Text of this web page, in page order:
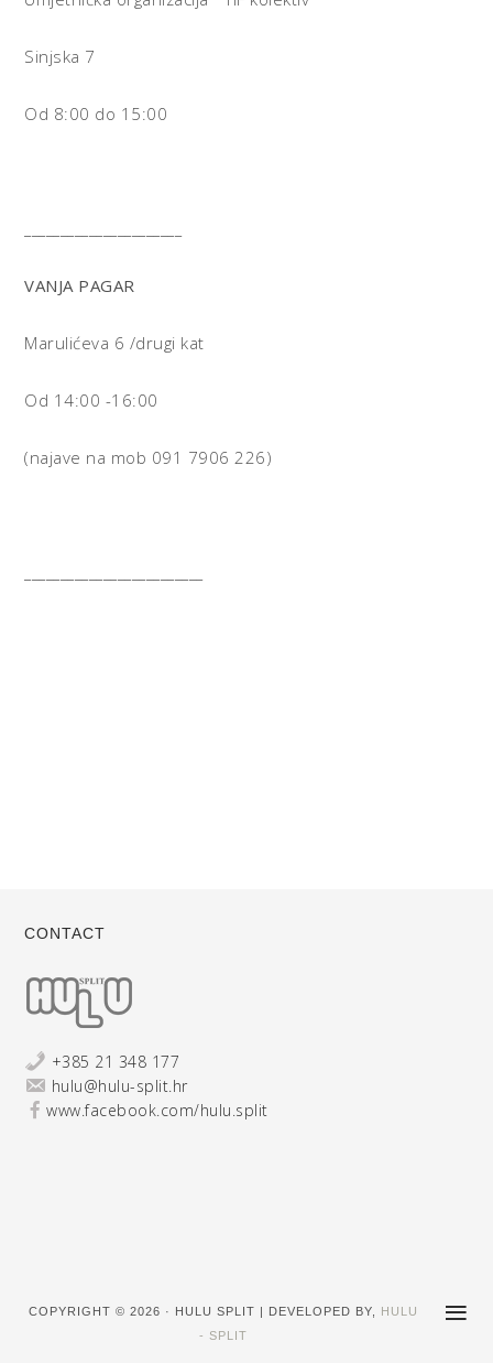
Sinjska 7
Od 8:00 do 15:00
VANJA PAGAR
Marulićeva 6 /drugi kat
Od 14:00 -16:00
(najave na mob 091 7906 226)
CONTACT
+385 21 348 177
hulu@hulu-split.hr
www.facebook.com/hulu.split
COPYRIGHT © 2026 · HULU SPLIT | DEVELOPED BY,
HULU
- SPLIT